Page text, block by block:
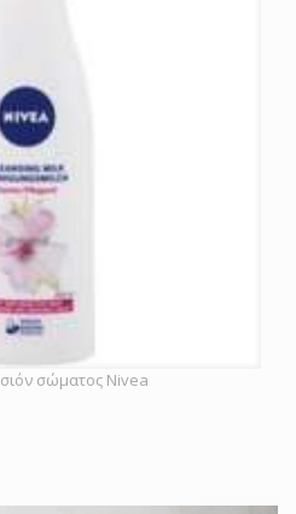
σώματος Nivea